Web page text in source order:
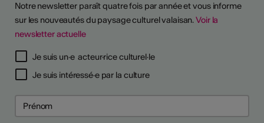
D'ARTISTES
Notre newsletter paraît quatre fois par année et vous informe
sur les nouveautés du paysage culturel valaisan.Voir la
newsletter actuelle
Je suis un·e acteur·rice culturel·le
Je suis intéressé·e par la culture